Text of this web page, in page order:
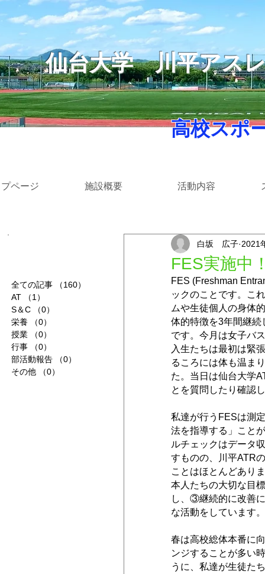
仙台大学川平アス
高校スポ
ページ 施設概要 活動内容
全ての記事 （160）
AT
（1）
S＆C
（0）
栄養
（0）
授業
（0）
行事
（0）
部活動報告
（0）
その他
（0）
FES実施中
白坂 広子 2021
FES (Freshman
ックのことです。こ
ムや生徒個人の身体
体的特徴を3年間継
です。今月は女子バ
入生たちは最初は緊
るころには体も温ま
た。当日は仙台大学
とを質問したり確認
私達が行うFESは測
法を指導する」こと
ルチェックはデータ
すものの、川平ATR
ことはほとんどあり
本人たちの大切な目
し、③継続的に改善
な活動をしています。
春は高校総体本番に
ンジすることが多い
うに、私達が生徒た